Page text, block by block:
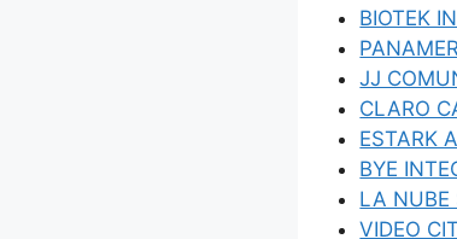
BIOTEK
JJ
CLARO
ESTARK
BYE
LA NUBE
VIDEO